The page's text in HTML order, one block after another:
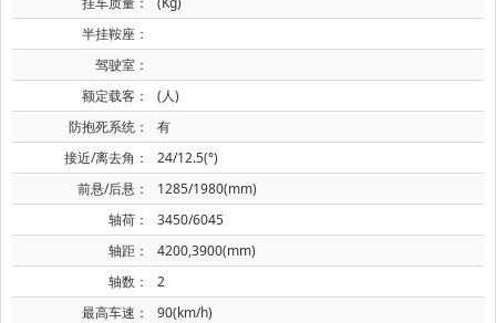
半挂鞍座：
驾驶室：
额定载客：
(人)
防抱死系统：
有
接近/离去角：
24/12.5(°)
前悬/后悬：
1285/1980(mm)
轴荷：
3450/6045
轴距：
4200,3900(mm)
轴数：
2
最高车速：
90(km/h)